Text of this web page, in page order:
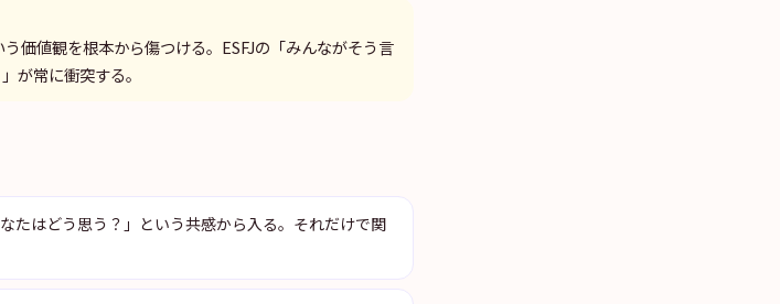
価値観を根本から傷つける。ESFJの「みんながそう言
が常に衝突する。
たはどう思う？」という共感から入る。それだけで関